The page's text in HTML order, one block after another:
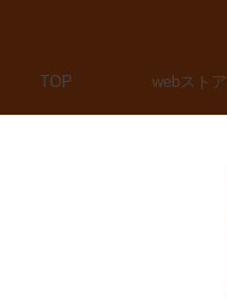
TOP webストア